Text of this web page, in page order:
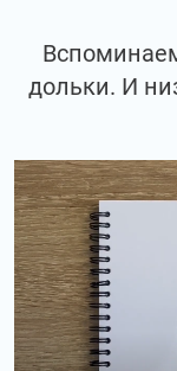
дольки. И